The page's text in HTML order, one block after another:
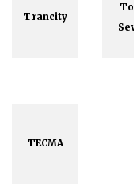
Trancity
TECMA